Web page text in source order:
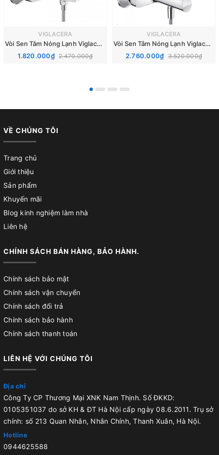
VIGLACERA
Vòi Sen Tắm Nóng Lạnh Viglacera VG568
1.820.000₫ 2.470.000₫
VIGLACERA
Vòi Sen Tắm Nóng Lạnh Viglacera VG541
2.760.000₫ 3.520.000₫
VỀ CHÚNG TÔI
Trang chủ
Giới thiệu
Sản phẩm
Khuyến mãi
Blog kinh nghiệm làm nhà
Liên hệ
CHÍNH SÁCH BÁN HÀNG, BẢO HÀNH.
Chính sách bảo mật
Chính sách vận chuyển
Chính sách đổi trả
Chính sách bảo hành
Chính sách thanh toán
LIÊN HỆ VỚI CHÚNG TÔI
Địa chỉ
Công Ty CP Thương Mại XNK Nam Thịnh. Số ĐKKD:
0105351037 do sở KH & ĐT Hà Nội cấp ngày 08.6.2011. Trụ sở
chính: số 213 Quan Nhân, Nhân Chính, Thanh Xuân, Hà Nội.
Hotline
0944625588